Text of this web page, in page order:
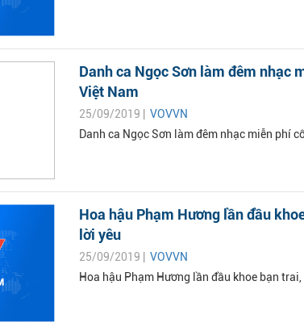
Danh ca Ngọc Sơn làm đêm nhạc
Việt Nam
25/09/2019 | VOVVN
Danh ca Ngọc Sơn làm đêm nhạc miễn phí
Hoa hậu Phạm Hương lần đầu
lời yêu
25/09/2019 | VOVVN
Hoa hậu Phạm Hương lần đầu khoe bạn